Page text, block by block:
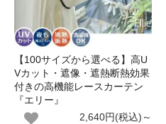
【100サイズから選べる】高U
Vカット・遮像・遮熱断熱効果
付きの高機能レースカーテン
『エリー』
2,640円(税込)～